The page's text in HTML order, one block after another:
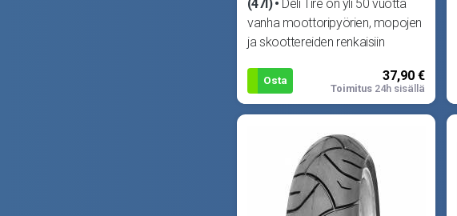
(47l)
Deli Tire on yli 50 vuotta
vanha moottoripyörien, mopojen
ja skoottereiden renkaisiin
Osta 37,90 €
Toimitus24h sisällä